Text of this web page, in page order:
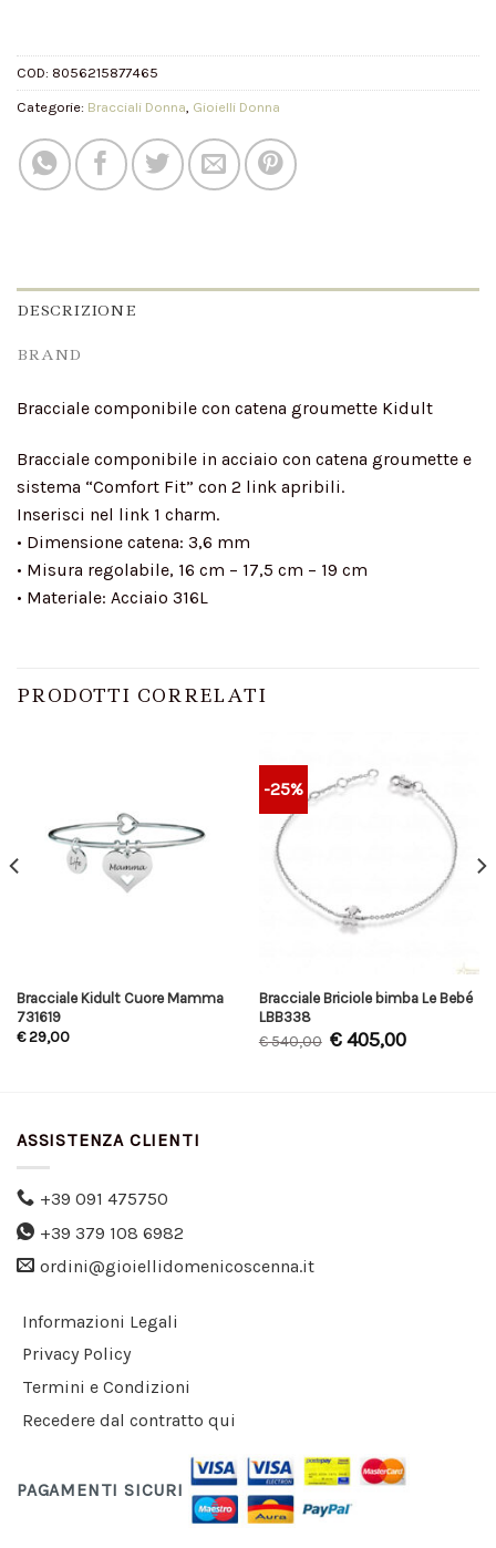
COD: 8056215877465
Categorie: Bracciali Donna, Gioielli Donna
DESCRIZIONE
BRAND
Bracciale componibile con catena groumette Kidult
Bracciale componibile in acciaio con catena groumette e
sistema “Comfort Fit” con 2 link apribili.
Inserisci nel link 1 charm.
• Dimensione catena: 3,6 mm
• Misura regolabile, 16 cm – 17,5 cm – 19 cm
• Materiale: Acciaio 316L
PRODOTTI CORRELATI
Bracciale Kidult Cuore Mamma
731619
€29,00
-25%
Bracciale Briciole bimba Le Bebé
LBB338
€540,00 €405,00
ASSISTENZA CLIENTI
+39 091 475750
+39 379 108 6982
ordini@gioiellidomenicoscenna.it
Informazioni Legali
Privacy Policy
Termini e Condizioni
Recedere dal contratto qui
PAGAMENTI SICURI